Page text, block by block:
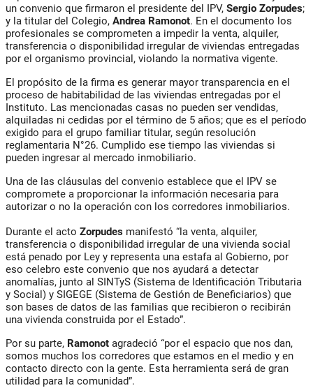
un convenio que firmaron el presidente del IPV, Sergio Zorpudes;
y la titular del Colegio, Andrea Ramonot. En el documento los
profesionales se comprometen a impedir la venta, alquiler,
transferencia o disponibilidad irregular de viviendas entregadas
por el organismo provincial, violando la normativa vigente.
El propósito de la firma es generar mayor transparencia en el
proceso de habitabilidad de las viviendas entregadas por el
Instituto. Las mencionadas casas no pueden ser vendidas,
alquiladas ni cedidas por el término de 5 años; que es el período
exigido para el grupo familiar titular, según resolución
reglamentaria N°26. Cumplido ese tiempo las viviendas si
pueden ingresar al mercado inmobiliario.
Una de las cláusulas del convenio establece que el IPV se
compromete a proporcionar la información necesaria para
autorizar o no la operación con los corredores inmobiliarios.
Durante el acto Zorpudes manifestó “la venta, alquiler,
transferencia o disponibilidad irregular de una vivienda social
está penado por Ley y representa una estafa al Gobierno, por
eso celebro este convenio que nos ayudará a detectar
anomalías, junto al SINTyS (Sistema de Identificación Tributaria
y Social) y SIGEGE (Sistema de Gestión de Beneficiarios) que
son bases de datos de las familias que recibieron o recibirán
una vivienda construida por el Estado”.
Por su parte, Ramonot agradeció “por el espacio que nos dan,
somos muchos los corredores que estamos en el medio y en
contacto directo con la gente. Esta herramienta será de gran
utilidad para la comunidad”.